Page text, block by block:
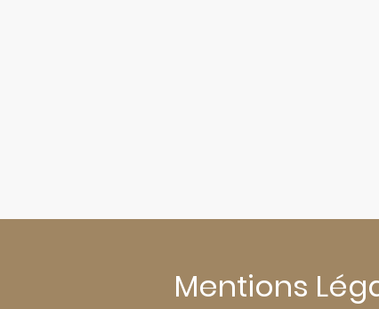
Mentions